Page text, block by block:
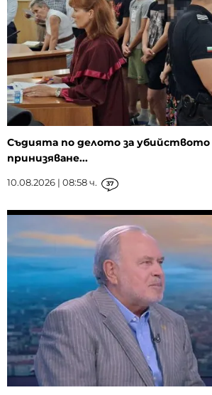
Съдията по делото за убийството
принизяване...
10.08.2026 | 08:58 ч. 37